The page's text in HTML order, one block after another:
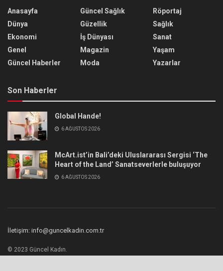
Anasayfa
Dünya
Ekonomi
Genel
Güncel Haberler
Güncel Sağlık
Güzellik
İş Dünyası
Magazin
Moda
Röportaj
Sağlık
Sanat
Yaşam
Yazarlar
Son Haberler
Global Hande!
6 AĞUSTOS 2026
McArt.ist’in Bali’deki Uluslararası Sergisi ‘The
Heart of the Land’ Sanatseverlerle buluşuyor
6 AĞUSTOS 2026
İletişim: info@guncelkadin.com.tr
© 2023 Güncel Kadın.